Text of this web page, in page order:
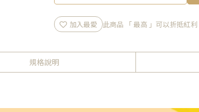
加入最愛 此商品 「 最高 」可以折抵紅利
規格說明